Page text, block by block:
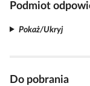
Podmiot
Pokaż/Ukryj
Do pobrania